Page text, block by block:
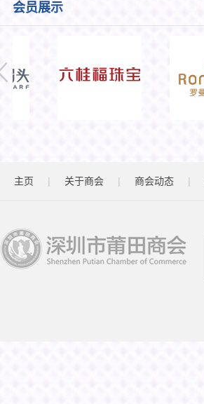
会员展示
主页 | 关于商会 | 商会动态 |